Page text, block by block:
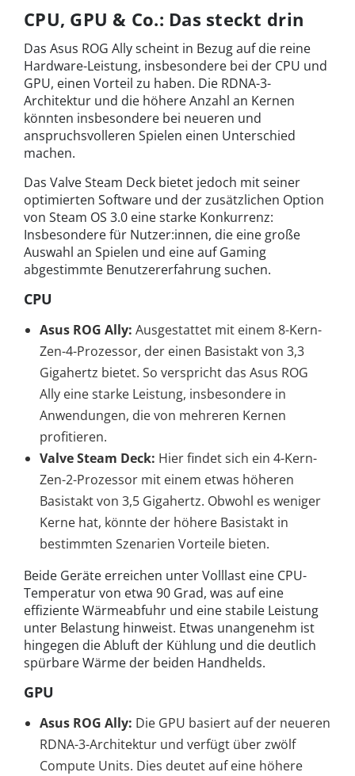
CPU, GPU & Co.: Das steckt drin
Das Asus ROG Ally scheint in Bezug auf die reine
Hardware-Leistung, insbesondere bei der CPU und
GPU, einen Vorteil zu haben. Die RDNA-3-
Architektur und die höhere Anzahl an Kernen
könnten insbesondere bei neueren und
anspruchsvolleren Spielen einen Unterschied
machen.
Das Valve Steam Deck bietet jedoch mit seiner
optimierten Software und der zusätzlichen Option
von Steam OS 3.0 eine starke Konkurrenz:
Insbesondere für Nutzer:innen, die eine große
Auswahl an Spielen und eine auf Gaming
abgestimmte Benutzererfahrung suchen.
CPU
Asus ROG Ally: Ausgestattet mit einem 8-Kern-
Zen-4-Prozessor, der einen Basistakt von 3,3
Gigahertz bietet. So verspricht das Asus ROG
Ally eine starke Leistung, insbesondere in
Anwendungen, die von mehreren Kernen
profitieren.
Valve Steam Deck: Hier findet sich ein 4-Kern-
Zen-2-Prozessor mit einem etwas höheren
Basistakt von 3,5 Gigahertz. Obwohl es weniger
Kerne hat, könnte der höhere Basistakt in
bestimmten Szenarien Vorteile bieten.
Beide Geräte erreichen unter Volllast eine CPU-
Temperatur von etwa 90 Grad, was auf eine
effiziente Wärmeabfuhr und eine stabile Leistung
unter Belastung hinweist. Etwas unangenehm ist
hingegen die Abluft der Kühlung und die deutlich
spürbare Wärme der beiden Handhelds.
GPU
Asus ROG Ally: Die GPU basiert auf der neueren
RDNA-3-Architektur und verfügt über zwölf
Compute Units. Dies deutet auf eine höhere